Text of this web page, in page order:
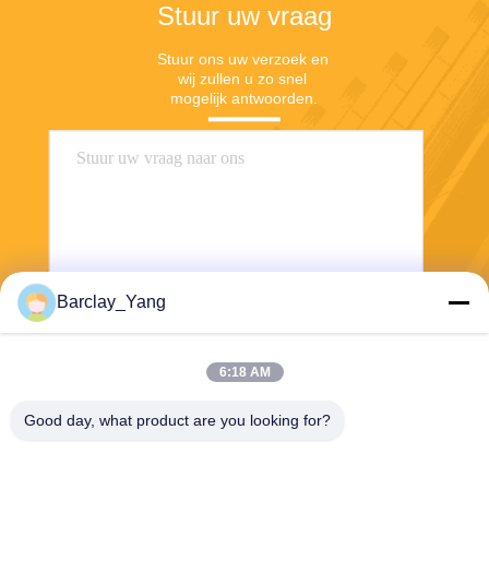
Stuur uw vraag
Stuur ons uw verzoek en
wij zullen u zo snel
mogelijk antwoorden.
Barclay_Yang
6:18 AM
Good day, what product are you looking for?